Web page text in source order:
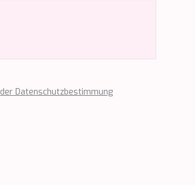
der Datenschutzbestimmung